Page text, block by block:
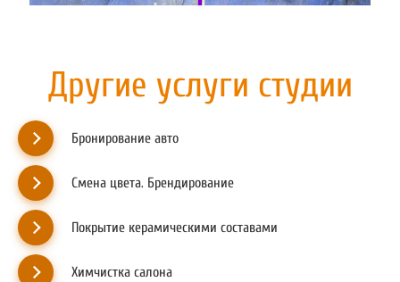
Другие услуги студии
Бронирование авто
Смена цвета. Брендирование
Покрытие керамическими составами
Химчистка салона